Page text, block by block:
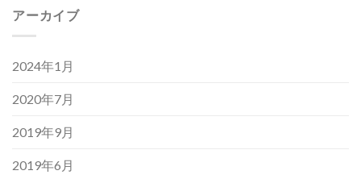
アーカイブ
2024年1月
2020年7月
2019年9月
2019年6月